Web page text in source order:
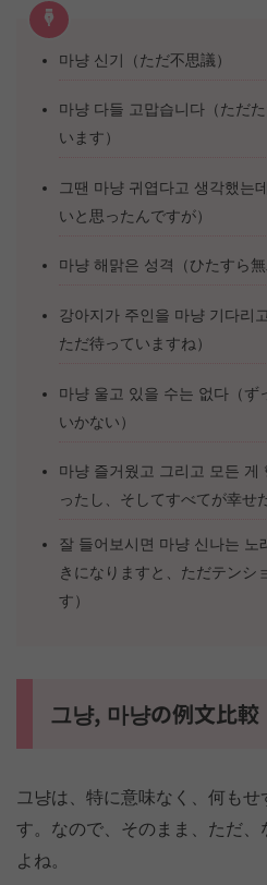
마냥 신기（ただ不思議）
마냥 다들 고맙습니다（ただ
います）
그땐 마냥 귀엽다고 생각했는
いと思ったんですが）
마냥 해맑은 성격（ひたすら無
강아지가 주인을 마냥 기다리
ただ待っていますね）
마냥 울고 있을 수는 없다（ず
いかない）
마냥 즐거웠고 그리고 모든 게
ったし、そしてすべてが幸せ
잘 들어보시면 마냥 신나는 노
きになりますと、ただテンシ
す）
그냥, 마냥の例文比較
그냥は、特に意味なく、何も
す。なので、そのまま、ただ
よね。